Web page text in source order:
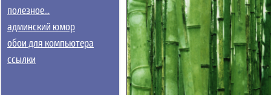
полезное...
админский юмор
обои для компьютера
ссылки